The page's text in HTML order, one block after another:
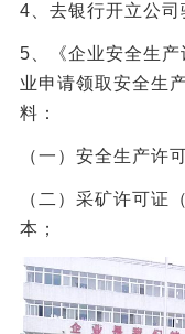
4、去银行开立公司
5、《企业安全生
业申请领取安全生
料：
（一）安全生产许
（二）采矿许可证
本；